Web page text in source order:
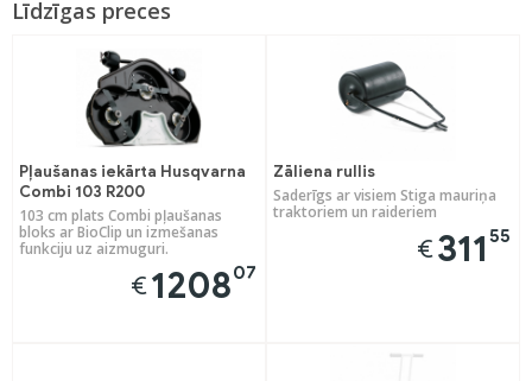
Līdzīgas preces
Pļaušanas iekārta Husqvarna
Combi 103 R200
103 cm plats Combi pļaušanas
bloks ar BioClip un izmešanas
funkciju uz aizmuguri.
€120807
Zāliena rullis
Saderīgs ar visiem Stiga mauriņa
traktoriem un raideriem
€311 55